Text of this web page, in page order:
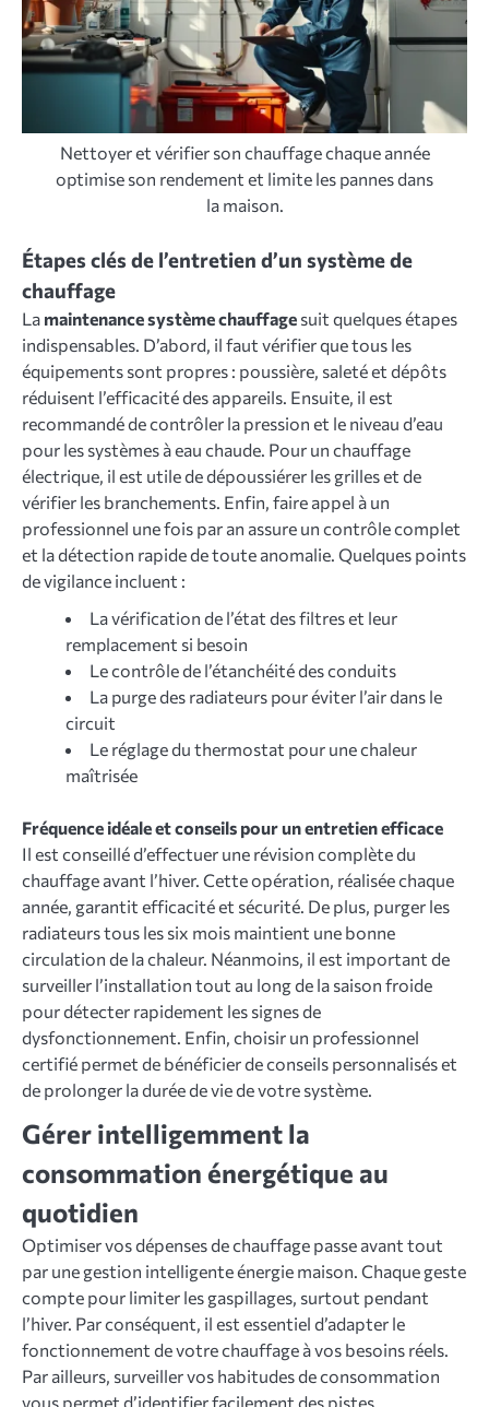
Nettoyer et vérifier son chauffage chaque année
optimise son rendement et limite les pannes dans
la maison.
Étapes clés de l’entretien d’un système de
chauffage
La maintenance système chauffage suit quelques étapes
indispensables. D’abord, il faut vérifier que tous les
équipements sont propres : poussière, saleté et dépôts
réduisent l’efficacité des appareils. Ensuite, il est
recommandé de contrôler la pression et le niveau d’eau
pour les systèmes à eau chaude. Pour un chauffage
électrique, il est utile de dépoussiérer les grilles et de
vérifier les branchements. Enfin, faire appel à un
professionnel une fois par an assure un contrôle complet
et la détection rapide de toute anomalie. Quelques points
de vigilance incluent :
La vérification de l’état des filtres et leur
remplacement si besoin
Le contrôle de l’étanchéité des conduits
La purge des radiateurs pour éviter l’air dans le
circuit
Le réglage du thermostat pour une chaleur
maîtrisée
Fréquence idéale et conseils pour un entretien efficace
Il est conseillé d’effectuer une révision complète du
chauffage avant l’hiver. Cette opération, réalisée chaque
année, garantit efficacité et sécurité. De plus, purger les
radiateurs tous les six mois maintient une bonne
circulation de la chaleur. Néanmoins, il est important de
surveiller l’installation tout au long de la saison froide
pour détecter rapidement les signes de
dysfonctionnement. Enfin, choisir un professionnel
certifié permet de bénéficier de conseils personnalisés et
de prolonger la durée de vie de votre système.
Gérer intelligemment la
consommation énergétique au
quotidien
Optimiser vos dépenses de chauffage passe avant tout
par une gestion intelligente énergie maison. Chaque geste
compte pour limiter les gaspillages, surtout pendant
l’hiver. Par conséquent, il est essentiel d’adapter le
fonctionnement de votre chauffage à vos besoins réels.
Par ailleurs, surveiller vos habitudes de consommation
vous permet d’identifier facilement des pistes